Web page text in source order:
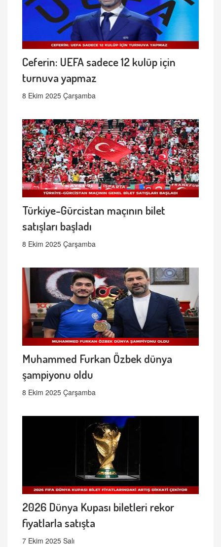
Ceferin: UEFA sadece 12 kulüp için
turnuva yapmaz
8 Ekim 2025 Çarşamba
Türkiye-Gürcistan maçının bilet
satışları başladı
8 Ekim 2025 Çarşamba
Muhammed Furkan Özbek dünya
şampiyonu oldu
8 Ekim 2025 Çarşamba
2026 Dünya Kupası biletleri rekor
fiyatlarla satışta
7 Ekim 2025 Salı